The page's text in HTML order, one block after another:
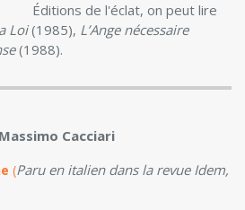
Éditions de l'éclat, on peut lire
Loi(1985), L’Ange nécessaire
(1988).
Cacciari
(Paru en italien dans la revue Idem,